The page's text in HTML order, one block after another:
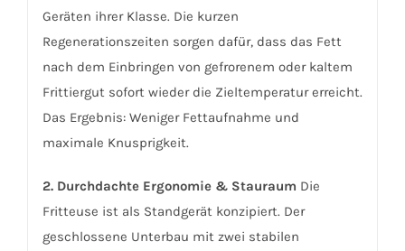
Geräten ihrer Klasse. Die kurzen
Regenerationszeiten sorgen dafür, dass das Fett
nach dem Einbringen von gefrorenem oder kaltem
Frittiergut sofort wieder die Zieltemperatur erreicht.
Das Ergebnis: Weniger Fettaufnahme und
maximale Knusprigkeit.
2. Durchdachte Ergonomie & Stauraum Die
Fritteuse ist als Standgerät konzipiert. Der
geschlossene Unterbau mit zwei stabilen